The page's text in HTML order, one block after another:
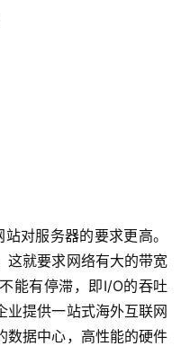
这就要求网络有大的带宽
能有停滞，即I/O的吞吐
业提供一站式海外互联网
数据中心，高性能的硬件